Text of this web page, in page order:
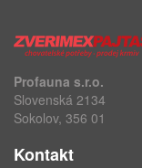
Profauna s.r.o.
Slovenská 2134
Sokolov, 356 01
Kontakt